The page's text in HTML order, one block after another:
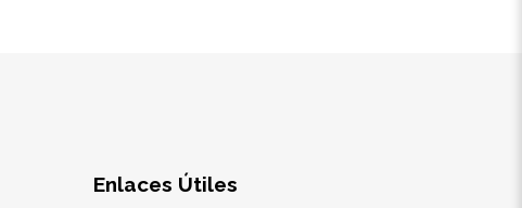
Enlaces Útiles